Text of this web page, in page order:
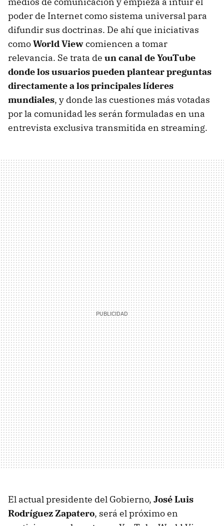
poder de Internet como sistema universal para
difundir sus doctrinas. De ahí que iniciativas
comoWorld Viewcomiencen a tomar
relevancia. Se trata de un canal de YouTube
donde los usuarios pueden plantear preguntas
directamente a los principales líderes
mundiales, y donde las cuestiones más votadas
por la comunidad les serán formuladas en una
entrevista exclusiva transmitida en streaming.
El actual presidente del Gobierno, José Luis
Rodríguez Zapatero, será el próximo en